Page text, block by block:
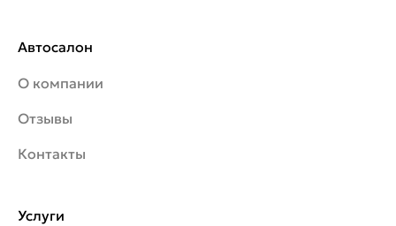
Автосалон
О компании
Отзывы
Контакты
Услуги